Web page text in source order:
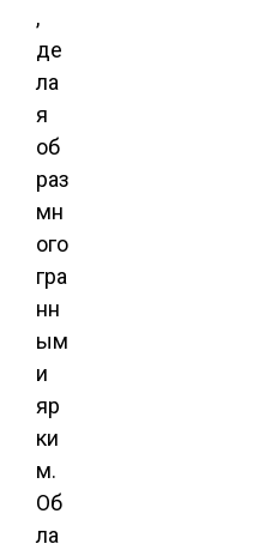
,
де
ла
я
об
раз
мн
ого
гра
нн
ым
и
яр
ки
м.
Об
ла